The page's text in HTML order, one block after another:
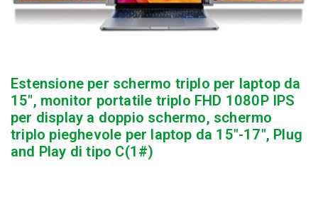
Estensione per schermo triplo per laptop da
15″, monitor portatile triplo FHD 1080P IPS
per display a doppio schermo, schermo
triplo pieghevole per laptop da 15″-17″, Plug
and Play di tipo C(1#)